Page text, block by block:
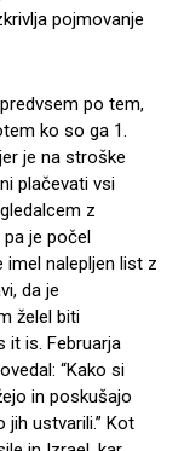
pojmovanje
po tem,
ko so ga 1.
je na stroške
plačevati vsi
z
je počel
imel nalepljen list z
da je
želel biti
it is. Februarja
“Kako si
in poskušajo
ustvarili.” Kot